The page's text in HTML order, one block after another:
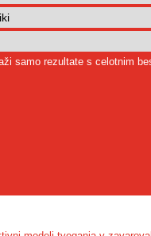
samo rezultate s celotnim